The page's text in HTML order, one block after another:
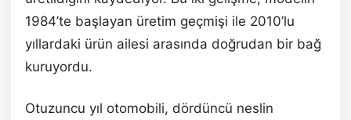
1984’te başlayan üretim geçmişi ile 2010’lu
yıllardaki ürün ailesi arasında doğrudan bir bağ
kuruyordu.
Otuzuncu yıl otomobili, dördüncü neslin